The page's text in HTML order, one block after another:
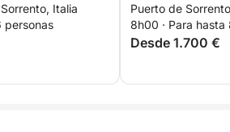
Italia
personas
completo
Puerto de
8h00 · Para hasta
Desde 1.700 €